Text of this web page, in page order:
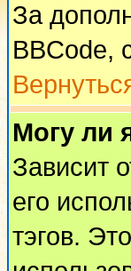
За
BBCode,
Могу ли
Зависит
его
тэгов.